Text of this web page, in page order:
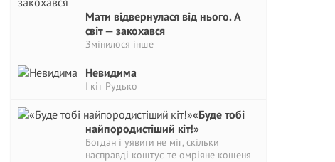
Мати відвернулася від нього. А
світ — закохався
Змінилося інше
Невидима
І кіт Рудько
«Буде тобі
найпородистіший кіт!»
Богдан і уявити не міг, скільки
насправді коштує те омріяне кошеня